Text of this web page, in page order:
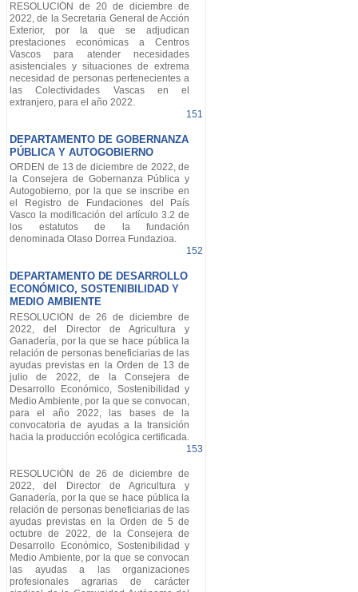
RESOLUCIÓN de 20 de diciembre de
2022, de la Secretaria General de Acción
Exterior, por la que se adjudican
prestaciones económicas a Centros
Vascos para atender necesidades
asistenciales y situaciones de extrema
necesidad de personas pertenecientes a
las Colectividades Vascas en el
extranjero, para el año 2022.
151
DEPARTAMENTO DE GOBERNANZA
PÚBLICA Y AUTOGOBIERNO
ORDEN de 13 de diciembre de 2022, de
la Consejera de Gobernanza Pública y
Autogobierno, por la que se inscribe en
el Registro de Fundaciones del País
Vasco la modificación del artículo 3.2 de
los estatutos de la fundación
denominada Olaso Dorrea Fundazioa.
152
DEPARTAMENTO DE DESARROLLO
ECONÓMICO, SOSTENIBILIDAD Y
MEDIO AMBIENTE
RESOLUCIÓN de 26 de diciembre de
2022, del Director de Agricultura y
Ganadería, por la que se hace pública la
relación de personas beneficiarias de las
ayudas previstas en la Orden de 13 de
julio de 2022, de la Consejera de
Desarrollo Económico, Sostenibilidad y
Medio Ambiente, por la que se convocan,
para el año 2022, las bases de la
convocatoria de ayudas a la transición
hacia la producción ecológica certificada.
153
RESOLUCIÓN de 26 de diciembre de
2022, del Director de Agricultura y
Ganadería, por la que se hace pública la
relación de personas beneficiarias de las
ayudas previstas en la Orden de 5 de
octubre de 2022, de la Consejera de
Desarrollo Económico, Sostenibilidad y
Medio Ambiente, por la que se convocan
las ayudas a las organizaciones
profesionales agrarias de carácter